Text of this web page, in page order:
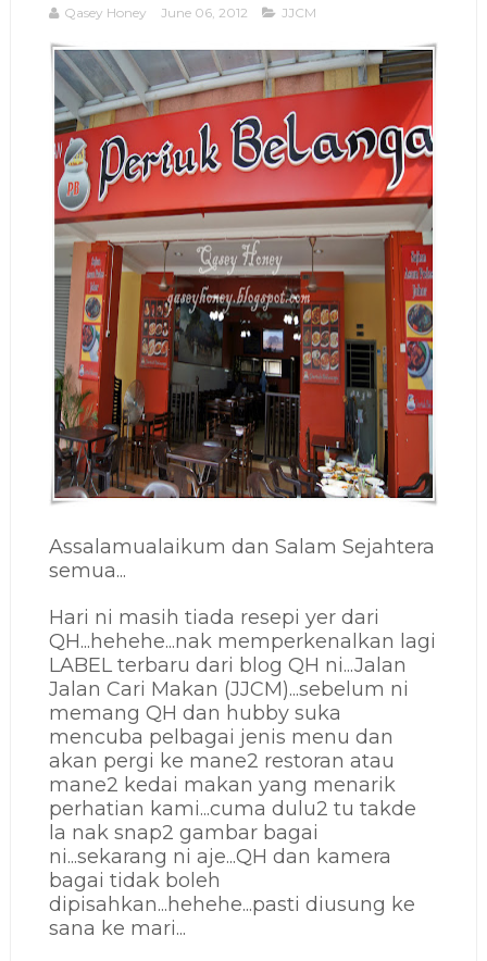
Qasey Honey June 06, 2012 JJCM
Assalamualaikum dan Salam Sejahtera
semua...
Hari ni masih tiada resepi yer dari
QH...hehehe...nak memperkenalkan lagi
LABEL terbaru dari blog QH ni...Jalan
Jalan Cari Makan (JJCM)...sebelum ni
memang QH dan hubby suka
mencuba pelbagai jenis menu dan
akan pergi ke mane2 restoran atau
mane2 kedai makan yang menarik
perhatian kami...cuma dulu2 tu takde
la nak snap2 gambar bagai
ni...sekarang ni aje...QH dan kamera
bagai tidak boleh
dipisahkan...hehehe...pasti diusung ke
sana ke mari...